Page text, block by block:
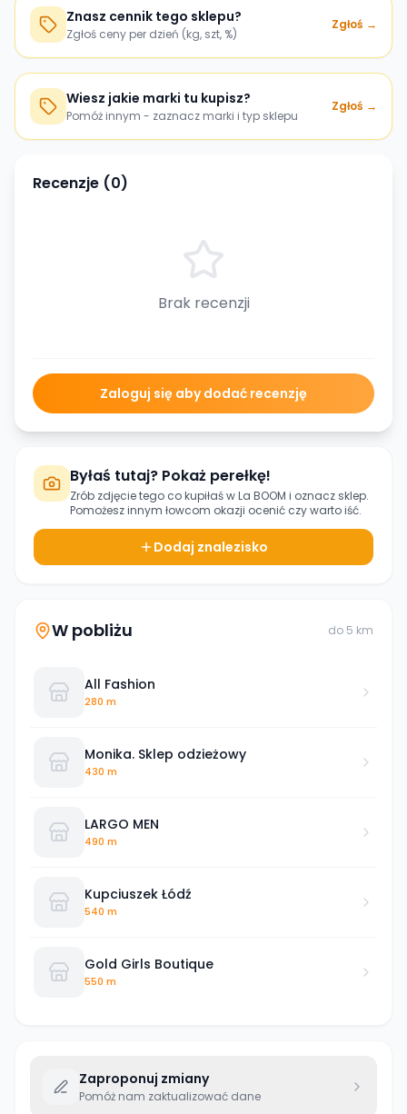
Znasz cennik tego sklepu?
Zgłoś ceny per dzień (kg, szt, %)
Zgłoś →
Wiesz jakie marki tu kupisz?
Pomóż innym - zaznacz marki i typ sklepu
Zgłoś →
Recenzje (0)
Brak recenzji
Zaloguj się aby dodać recenzję
Byłaś tutaj? Pokaż perełkę!
Zrób zdjęcie tego co kupiłaś wLa BOOM i oznacz sklep.
Pomożesz innym łowcom okazji ocenić czy warto iść.
Dodaj znalezisko
W pobliżu do 5 km
All Fashion
280 m
Monika. Sklep odzieżowy
430 m
LARGO MEN
490 m
Kupciuszek Łódź
540 m
Gold Girls Boutique
550 m
Zaproponuj zmiany
Pomóż nam zaktualizować dane